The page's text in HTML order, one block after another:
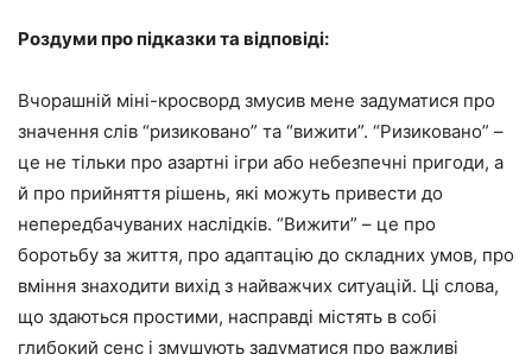
Роздуми про підказки та відповіді:
Вчорашній міні-кросворд змусив мене задуматися про
значення слів “ризиковано” та “вижити”. “Ризиковано” –
це не тільки про азартні ігри або небезпечні пригоди, а
й про прийняття рішень, які можуть привести до
непередбачуваних наслідків. “Вижити” – це про
боротьбу за життя, про адаптацію до складних умов, про
вміння знаходити вихід з найважчих ситуацій. Ці слова,
що здаються простими, насправді містять в собі
глибокий сенс і змушують задуматися про важливі